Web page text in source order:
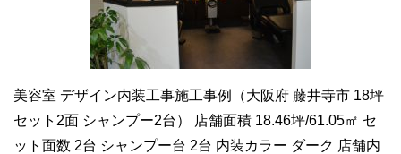
美容室 デザイン内装工事施工事例（大阪府 藤井寺市 18坪
セット2面 シャンプー2台） 店舗面積 18.46坪/61.05㎡ セ
ット面数 2台 シャンプー台 2台 内装カラー ダーク 店舗内